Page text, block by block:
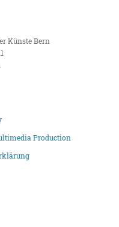
Künste Bern
Production